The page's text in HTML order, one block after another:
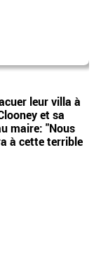
leur villa à
et sa
maire: "Nous
à cette terrible